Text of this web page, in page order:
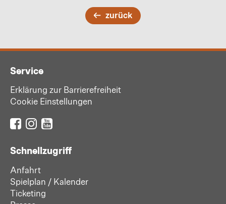
zurück
Service
Erklärung zur Barrierefreiheit
Cookie Einstellungen
Schnellzugriff
Anfahrt
Spielplan / Kalender
Ticketing